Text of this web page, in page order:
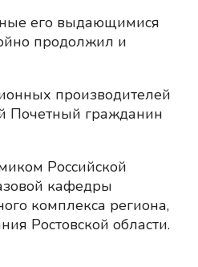
его выдающимися
продолжил и
производителей
Почетный гражданин
Российской
кафедры
комплекса региона,
Ростовской области.